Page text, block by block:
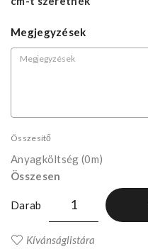
Megjegyzések
Összesítő
Anyagköltség (0m)
Összesen
Darab
Kívánságlistára